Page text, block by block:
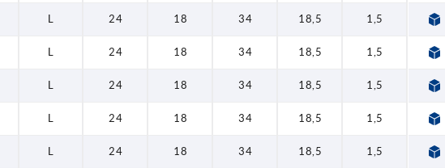
L 24 18 34 18,5 1,5
L 24 18 34 18,5 1,5
L 24 18 34 18,5 1,5
L 24 18 34 18,5 1,5
L 24 18 34 18,5 1,5